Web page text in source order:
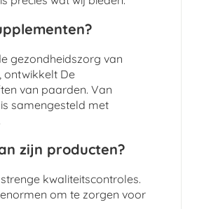
gezondheidszorg van
ontwikkelt De
van paarden. Van
samengesteld met
zijn producten?
kwaliteitscontroles.
om te zorgen voor